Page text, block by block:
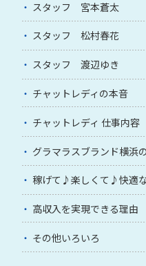
スタッフ 宮本蒼太
スタッフ 松村春花
スタッフ 渡辺ゆき
チャットレディの本音
チャットレディ 仕事内容
グラマラスブランド横浜
稼げて♪楽しくて♪快適な
高収入を実現できる理由
その他いろいろ